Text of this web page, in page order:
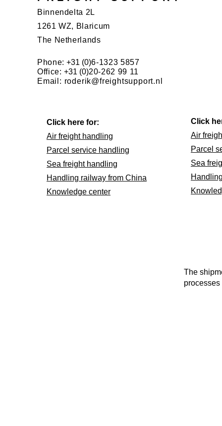
Binnendelta 2L
1261 WZ, Blaricum
The Netherlands
Phone:+31 (0)6-1323 5857
Office:+31 (0)20-262 99 11
Email: roderik@freightsupport.nl
Click here for:
Air freight handling
Parcel service handling
Sea freight handling
Handling railway from China
Knowledge center
The
Click
Air
Parcel
Sea